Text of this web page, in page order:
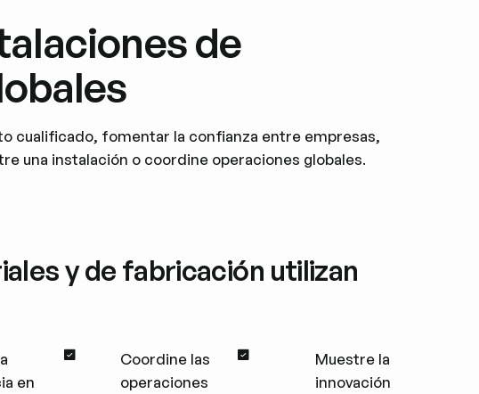
de
cualificado, fomentar la confianza entre empresas,
una instalación o coordine operaciones globales.
y de fabricación utilizan
en
Coordine las
operaciones
Muestre la
innovación